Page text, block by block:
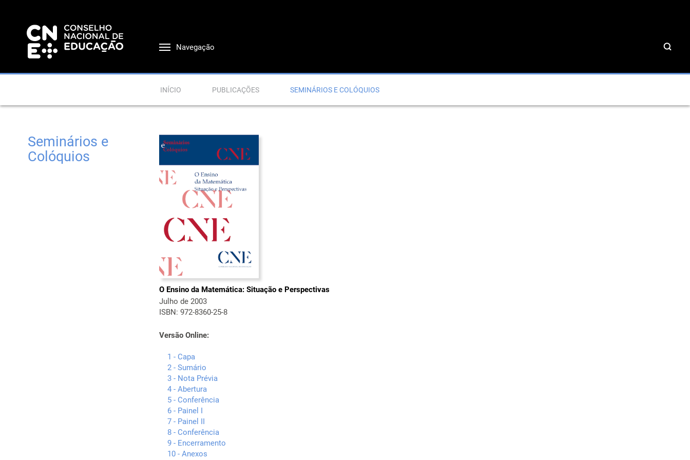
Navegação
INÍCIO PUBLICAÇÕES SEMINÁRIOS E COLÓQUIOS
Seminários e
Colóquios
O Ensino da Matemática: Situação e Perspectivas
Julho de 2003
ISBN: 972-8360-25-8
Versão Online:
1 - Capa
2 - Sumário
3 - Nota Prévia
4 - Abertura
5 - Conferência
6 - Painel I
7 - Painel II
8 - Conferência
9 - Encerramento
10 - Anexos